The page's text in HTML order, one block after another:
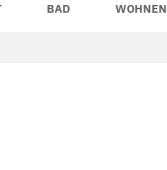
BAD WOHNEN